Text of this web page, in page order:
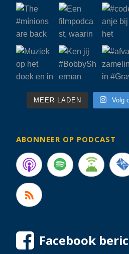
MEER LADEN Volg
ABONNEER OP PODCAST
Facebook